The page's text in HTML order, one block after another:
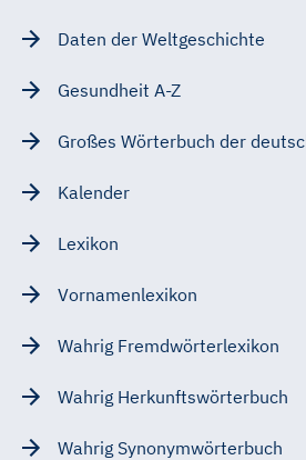
Daten der Weltgeschichte
Gesundheit A-Z
Großes Wörterbuch der
Kalender
Lexikon
Vornamenlexikon
Wahrig Fremdwörterlexikon
Wahrig Herkunftswörterbuch
Wahrig Synonymwörterbuch